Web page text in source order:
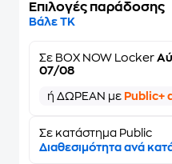
Επιλογές παράδοσης
Βάλε ΤΚ
Σε BOX NOW Locker
07/08
ή ΔΩΡΕΑΝ με Public+
Σε κατάστημα Public
Διαθεσιμότητα ανά